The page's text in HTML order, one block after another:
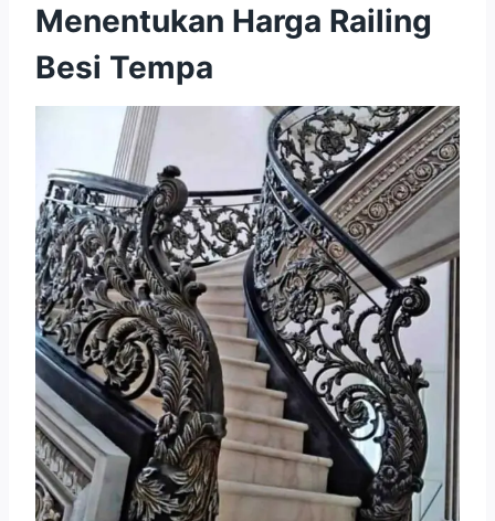
Menentukan Harga Railing
Besi Tempa